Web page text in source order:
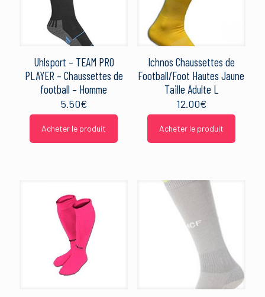
Uhlsport – TEAM PRO
PLAYER – Chaussettes de
football – Homme
5.50€
Acheter le produit
Ichnos Chaussettes de
Football/Foot Hautes Jaune
Taille Adulte L
12.00€
Acheter le produit